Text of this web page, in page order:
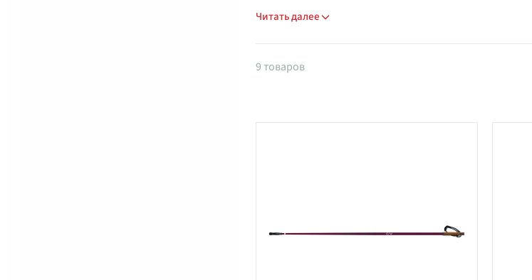
Читать далее
Товары в категории Палки для ходьбы
9 товаров